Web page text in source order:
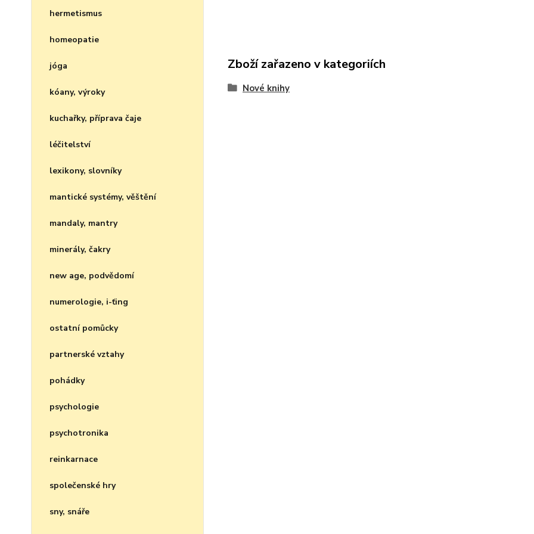
hermetismus
homeopatie
jóga
kóany, výroky
kuchařky, příprava čaje
léčitelství
lexikony, slovníky
mantické systémy, věštění
mandaly, mantry
minerály, čakry
new age, podvědomí
numerologie, i-ťing
ostatní pomůcky
partnerské vztahy
pohádky
psychologie
psychotronika
reinkarnace
společenské hry
sny, snáře
Zboží zařazeno v kategoriích
Nové knihy